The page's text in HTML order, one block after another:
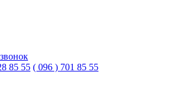
85 55 ( 096 ) 701 85 55